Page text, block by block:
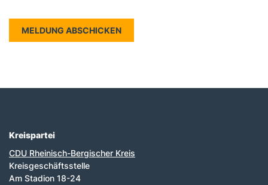
Fußbereich
Kreispartei
CDU Rheinisch-Bergischer Kreis
Kreisgeschäftsstelle
Am Stadion 18-24